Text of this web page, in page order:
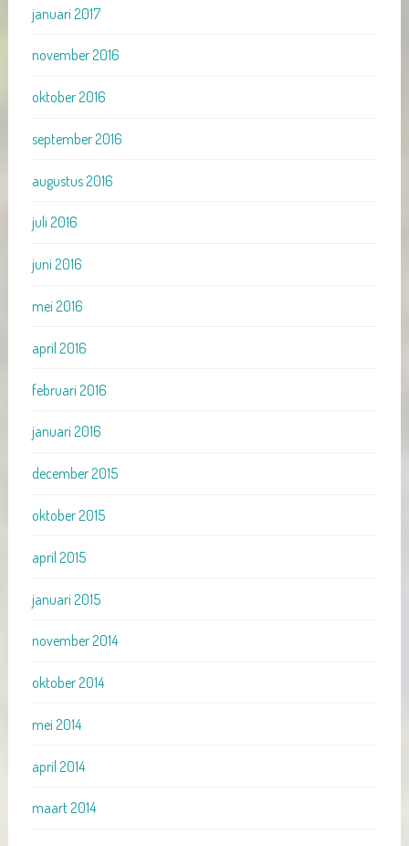
januari 2017
november 2016
oktober 2016
september 2016
augustus 2016
juli 2016
juni 2016
mei 2016
april 2016
februari 2016
januari 2016
december 2015
oktober 2015
april 2015
januari 2015
november 2014
oktober 2014
mei 2014
april 2014
maart 2014